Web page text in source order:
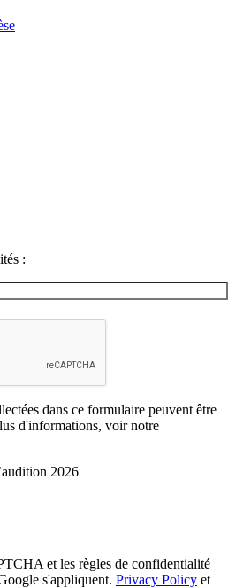
:
dans ce formulaire peuvent être
d'informations, voir notre
2026
et les règles de confidentialité
s'appliquent. Privacy Policy et